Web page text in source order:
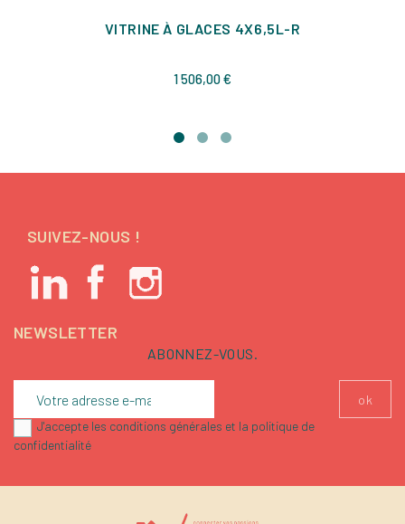
VITRINE À GLACES 4X6,5L-R
1 506,00 €
SUIVEZ-NOUS !
NEWSLETTER
ABONNEZ-VOUS.
J'accepte les conditions générales et la politique de
confidentialité